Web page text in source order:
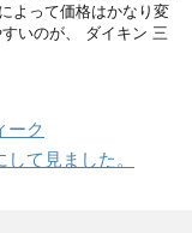
よって価格はかなり変
いのが、 ダイキン 三
ーク
て見ました。